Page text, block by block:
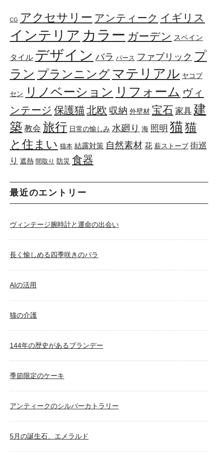
CG アクセサリー アンティーク イギリス
インテリア カラー ガーデン スペイン
タイル デザイン バラ パース ファブリック プ
ラン プランニング マテリアル ヤコブ
セン リノベーション リフォーム ヴィ
ンテージ 保護猫北欧 収納 外壁材 宝石 家具 建
築 教会 旅行 日常の愉しみ 水廻り 海 照明 猫猫
と住まい 猫本 結露対策 自然素材 花 薪ストーブ 街巡
り 遮熱 間取り 防災 食器
最近のエントリー
ヴィンテージ腕時計と運命の出会い
長く愉しめる四季咲きのバラ
AIの活用
猫の介護
144年の歴史があるブランデー
季節限定のケーキ
アンティークのシルバーカトラリー
5月の誕生石、エメラルド